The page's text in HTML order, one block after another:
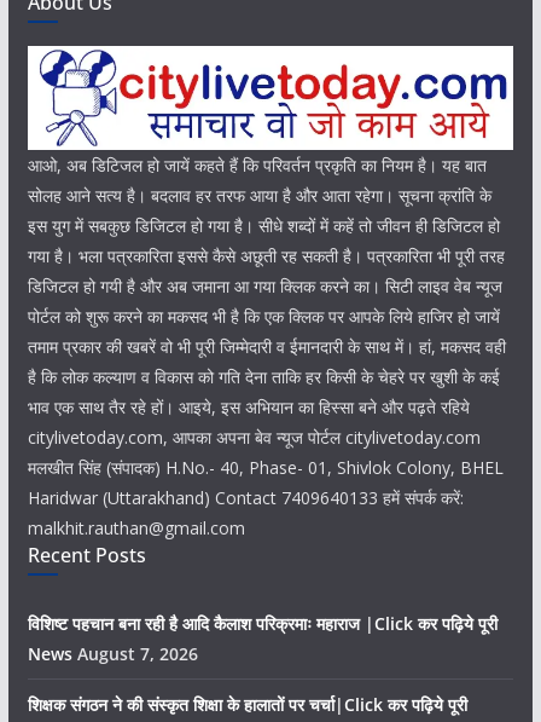
आओ, अब डिटिजल हो जायें कहते हैं कि परिवर्तन प्रकृति का नियम है। यह बात
सोलह आने सत्य है। बदलाव हर तरफ आया है और आता रहेगा। सूचना क्रांति के
इस युग में सबकुछ डिजिटल हो गया है। सीधे शब्दों में कहें तो जीवन ही डिजिटल हो
गया है। भला पत्रकारिता इससे कैसे अछूती रह सकती है। पत्रकारिता भी पूरी तरह
डिजिटल हो गयी है और अब जमाना आ गया क्लिक करने का। सिटी लाइव वेब न्यूज
पोर्टल को शुरू करने का मकसद भी है कि एक क्लिक पर आपके लिये हाजिर हो जायें
तमाम प्रकार की खबरें वो भी पूरी जिम्मेदारी व ईमानदारी के साथ में। हां, मकसद वही
है कि लोक कल्याण व विकास को गति देना ताकि हर किसी के चेहरे पर खुशी के कई
भाव एक साथ तैर रहे हों। आइये, इस अभियान का हिस्सा बने और पढ़ते रहिये
citylivetoday.com, आपका अपना बेव न्यूज पोर्टल citylivetoday.com
मलखीत सिंह (संपादक) H.No.- 40, Phase- 01, Shivlok Colony, BHEL
Haridwar (Uttarakhand) Contact 7409640133 हमें संपर्क करें:
malkhit.rauthan@gmail.com
Recent Posts
विशिष्ट पहचान बना रही है आदि कैलाश परिक्रमाः महाराज |Click कर पढ़िये पूरी
News August 7, 2026
शिक्षक संगठन ने की संस्कृत शिक्षा के हालातों पर चर्चा|Click कर पढ़िये पूरी